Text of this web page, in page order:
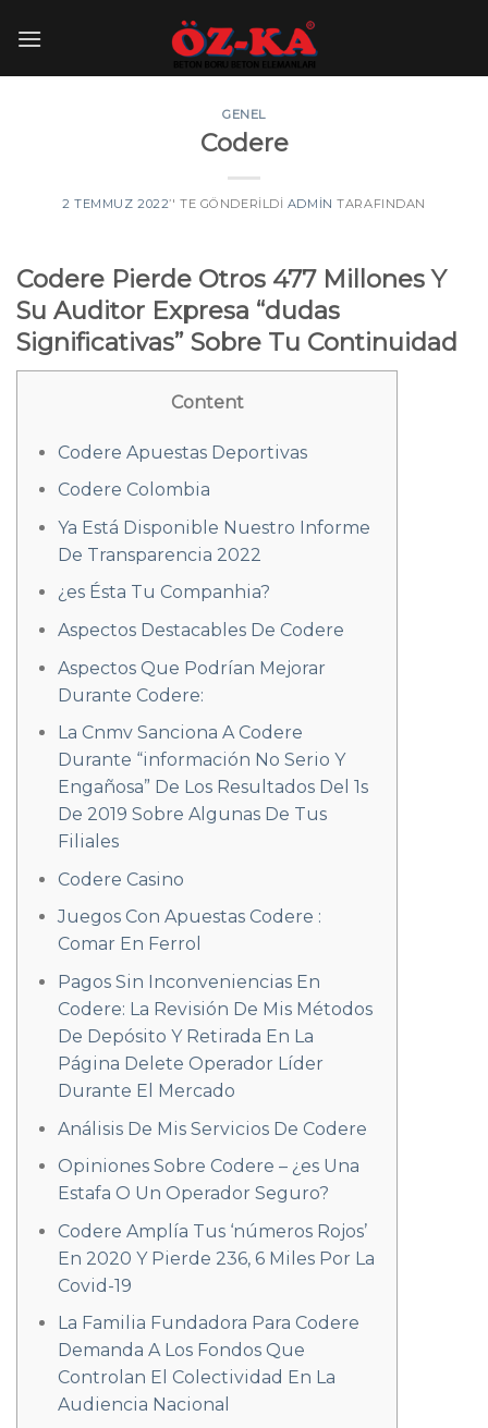
GENEL
Codere
2 TEMMUZ 2022’' TE GÖNDERILDI ADMIN TARAFINDAN
Codere Pierde Otros 477 Millones Y
Su Auditor Expresa “dudas
Significativas” Sobre Tu Continuidad
Content
Codere Apuestas Deportivas
Codere Colombia
Ya Está Disponible Nuestro Informe
De Transparencia 2022
¿es Ésta Tu Companhia?
Aspectos Destacables De Codere
Aspectos Que Podrían Mejorar
Durante Codere:
La Cnmv Sanciona A Codere
Durante “información No Serio Y
Engañosa” De Los Resultados Del 1s
De 2019 Sobre Algunas De Tus
Filiales
Codere Casino
Juegos Con Apuestas Codere :
Comar En Ferrol
Pagos Sin Inconveniencias En
Codere: La Revisión De Mis Métodos
De Depósito Y Retirada En La
Página Delete Operador Líder
Durante El Mercado
Análisis De Mis Servicios De Codere
Opiniones Sobre Codere – ¿es Una
Estafa O Un Operador Seguro?
Codere Amplía Tus ‘números Rojos’
En 2020 Y Pierde 236, 6 Miles Por La
Covid-19
La Familia Fundadora Para Codere
Demanda A Los Fondos Que
Controlan El Colectividad En La
Audiencia Nacional